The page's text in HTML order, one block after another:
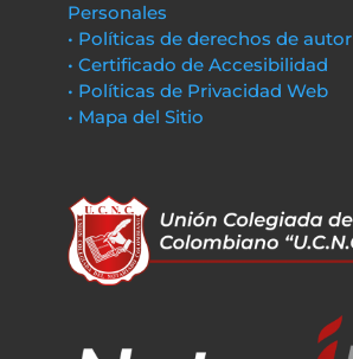
Personales
• Políticas de derechos de autor
• Certificado de Accesibilidad
• Políticas de Privacidad Web
• Mapa del Sitio